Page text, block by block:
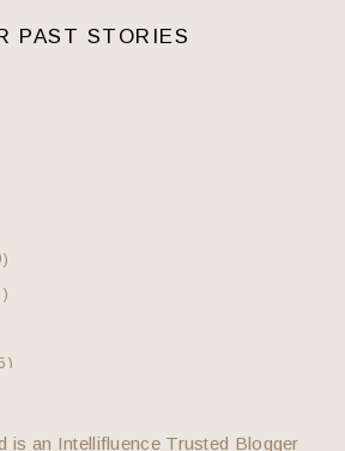
PAST STORIES